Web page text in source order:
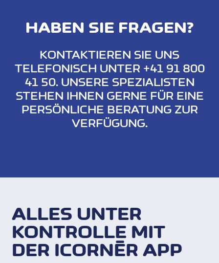
HABEN SIE FRAGEN?
KONTAKTIEREN SIE UNS
TELEFONISCH UNTER +41 91 800
41 50. UNSERE SPEZIALISTEN
STEHEN IHNEN GERNE FÜR EINE
PERSÖNLICHE BERATUNG ZUR
VERFÜGUNG.
ALLES UNTER
KONTROLLE MIT
DER ICORNÈR APP